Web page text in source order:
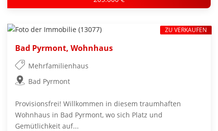
Bad Pyrmont, Wohnhaus
Mehrfamilienhaus
Bad Pyrmont
Provisionsfrei! Willkommen in diesem traumhaften
Wohnhaus in Bad Pyrmont, wo sich Platz und
Gemütlichkeit auf...
ZU VERKAUFEN